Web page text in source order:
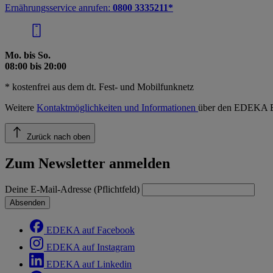
Ernährungsservice anrufen: 0800 3335211*
Mo. bis So.
08:00 bis 20:00
* kostenfrei aus dem dt. Fest- und Mobilfunknetz
Weitere Kontaktmöglichkeiten und Informationen über den EDEKA
Zurück nach oben
Zum Newsletter anmelden
Deine E-Mail-Adresse (Pflichtfeld)
Absenden
EDEKA auf Facebook
EDEKA auf Instagram
EDEKA auf Linkedin